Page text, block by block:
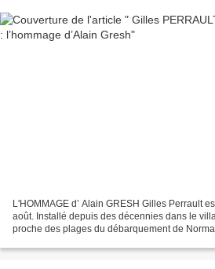
L'HOMMAGE d’ Alain GRESH Gilles Perrault
août. Installé depuis des décennies dans le
proche des plages du débarquement de